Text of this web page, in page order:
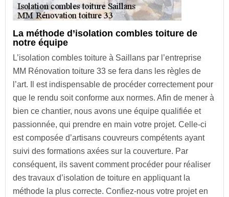
La méthode d’isolation combles toiture de
notre équipe
L’isolation combles toiture à Saillans par l’entreprise
MM Rénovation toiture 33 se fera dans les règles de
l’art. Il est indispensable de procéder correctement pour
que le rendu soit conforme aux normes. Afin de mener à
bien ce chantier, nous avons une équipe qualifiée et
passionnée, qui prendre en main votre projet. Celle-ci
est composée d’artisans couvreurs compétents ayant
suivi des formations axées sur la couverture. Par
conséquent, ils savent comment procéder pour réaliser
des travaux d’isolation de toiture en appliquant la
méthode la plus correcte. Confiez-nous votre projet en